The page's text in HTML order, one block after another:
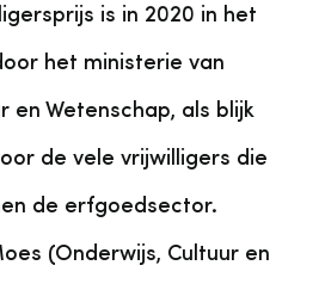
is in 2020 in het
het ministerie van
en Wetenschap, als blijk
de vele vrijwilligers die
de erfgoedsector.
(Onderwijs, Cultuur en